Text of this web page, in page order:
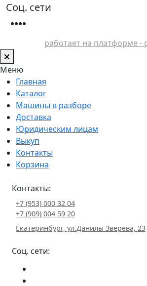
Соц. сети
работает на платформе -
Меню
Главная
Каталог
Машины в разборе
Доставка
Юридическим лицам
Выкуп
Контакты
Корзина
Контакты:
+7 (953) 000 32 04
+7 (909) 004 59 20
Екатеринбург, ул.Данилы Зверева, 23
Соц. сети: